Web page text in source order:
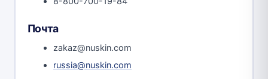
Почта
zakaz@nuskin.com
russia@nuskin.com